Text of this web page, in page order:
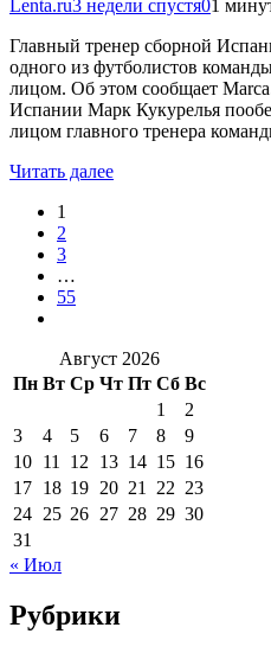
Lenta.ru3 недели спустя01
Главный тренер сборной
одного из футболистов
лицом. Об этом сообщает
Испании Марк Кукурелья
лицом главного тренера
Читать далее
1
2
3
…
55
Август 2026
Пн Вт Ср Чт Пт Сб Вс
1
2
3
4 5 6 7 8
9
10 11 12 13 14 15 16
17 18 19 20 21 22 23
24 25 26 27 28 29 30
31
« Июл
Рубрики